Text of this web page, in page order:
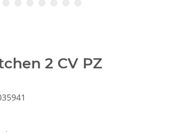
2 CV PZ